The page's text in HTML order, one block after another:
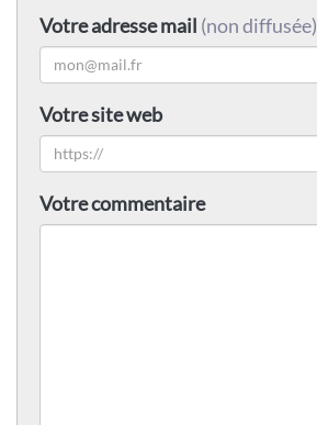
Votre adresse mail (non diffusée)
Votre site web
Votre commentaire